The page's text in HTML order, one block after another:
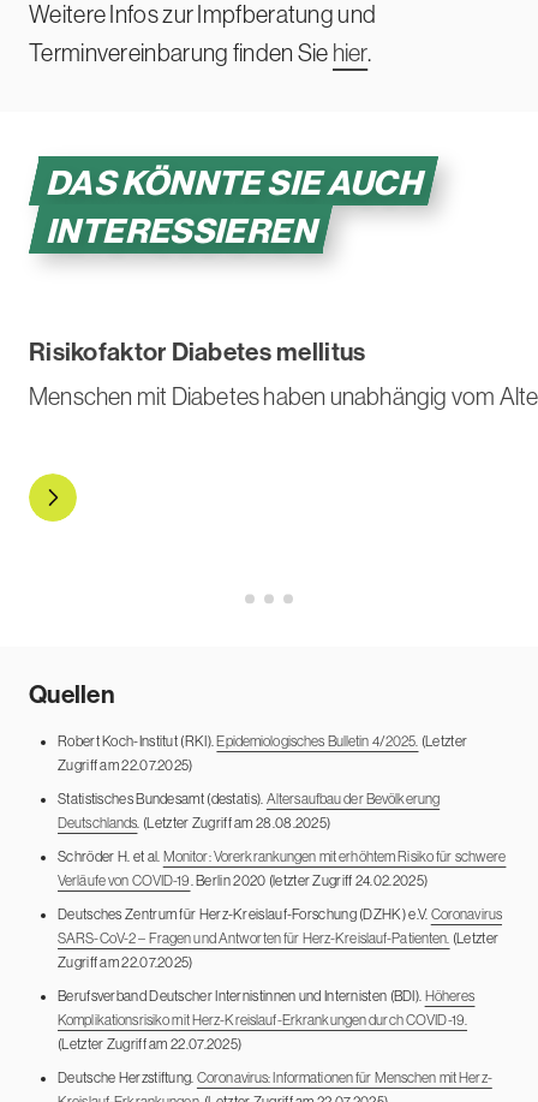
Weitere Infos zur Impfberatung und
Terminvereinbarung finden Sie hier.
DAS KÖNNTE SIE AUCH
INTERESSIEREN
Risikofaktor Diabetes mellitus
Menschen mit Diabetes haben unabhängig vom
Quellen
Robert Koch-Institut (RKI). Epidemiologisches Bulletin 4/2025. (Letzter
Zugriff am 22.07.2025)
Statistisches Bundesamt (destatis). Altersaufbau der Bevölkerung
Deutschlands. (Letzter Zugriff am 28.08.2025)
Schröder H. et al. Monitor: Vorerkrankungen mit erhöhtem Risiko für schwere
Verläufe von COVID-19. Berlin 2020 (letzter Zugriff 24.02.2025)
Deutsches Zentrum für Herz-Kreislauf-Forschung (DZHK) e.V. Coronavirus
SARS-CoV-2 – Fragen und Antworten für Herz-Kreislauf-Patienten. (Letzter
Zugriff am 22.07.2025)
Berufsverband Deutscher Internistinnen und Internisten (BDI). Höheres
Komplikationsrisiko mit Herz-Kreislauf-Erkrankungen durch COVID-19.
(Letzter Zugriff am 22.07.2025)
Deutsche Herzstiftung. Coronavirus: Informationen für Menschen mit Herz-